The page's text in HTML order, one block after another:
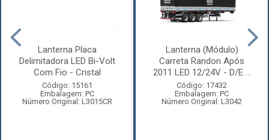
Lanterna Placa
Delimitadora LED Bi-Volt
Com Fio - Cristal
Código: 15161
Embalagem: PC
Número Original: L3015CR
Lanterna (Módulo)
Carreta Randon Após
2011 LED 12/24V - D/E ...
Código: 17432
Embalagem: PC
Número Original: L3042